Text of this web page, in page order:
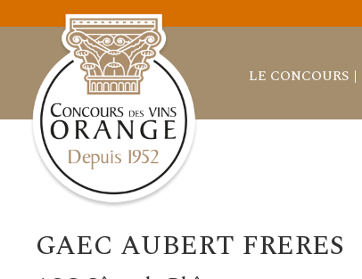
LE CONCOURS
GAEC AUBERT FRERES